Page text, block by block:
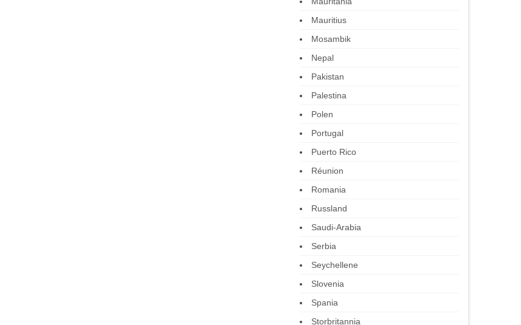
Mauritius
Mosambik
Nepal
Pakistan
Palestina
Polen
Portugal
Puerto Rico
Réunion
Romania
Russland
Saudi-Arabia
Serbia
Seychellene
Slovenia
Spania
Storbritannia